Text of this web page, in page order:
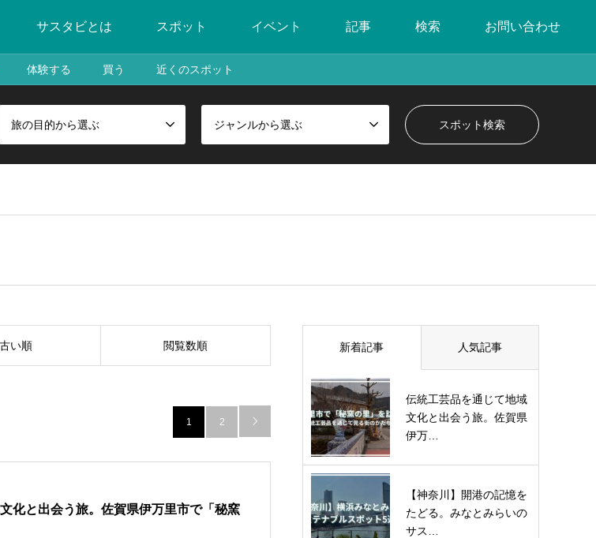
サスタビとは スポット イベント 記事 検索 お問い合わせ
体験する 買う 近くのスポット
旅の目的から選ぶ ジャンルから選ぶ
古い順 閲覧数順
1 2 
化と出会う旅。佐賀県伊万里市で「秘窯
新着記事 人気記事
伝統工芸品を通じて地域
文化と出会う旅。佐賀県
伊万…
【神奈川】開港の記憶を
たどる。みなとみらいの
サス…